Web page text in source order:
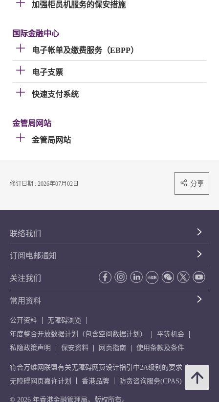
加强柜员机服务的保安措施
国际金融中心
电子帐单及缴费服务（EBPP）
电子支票
快速支付系统
金管局网站
金管局网站
修订日期 : 2026年07月02日 分享
联络我们
订阅电邮通知
关注我们
常用资料
公开资料
无障碍浏览
年度整合开放数据计划（包含空间数据计划）
平等机会
私隐政策声明
保安资料 网页指南 使用条款及条件
符合万维网联盟有关无障碍网页设计指引中2A级别的要求
无障碍网页嘉许计划
香港品牌 防贪咨询服务(CPAS)
© 2026 年香港金融管理局。版权所有。